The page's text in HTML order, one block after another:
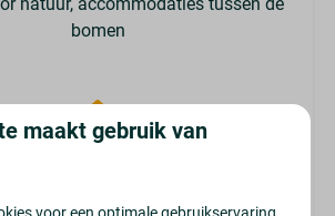
bomen
in accommodaties
maakt gebruik van